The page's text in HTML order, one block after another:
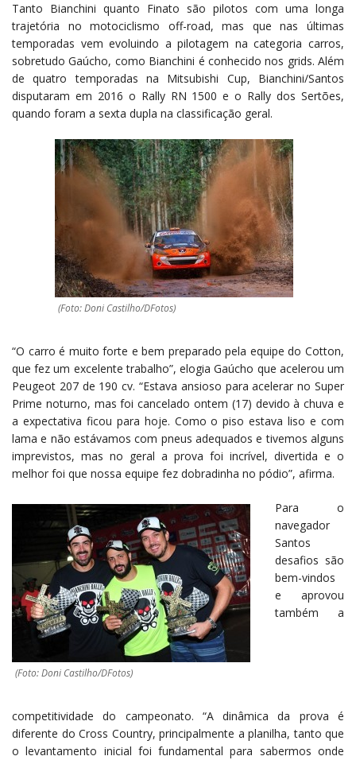
Tanto Bianchini quanto Finato são pilotos com uma longa
trajetória no motociclismo off-road, mas que nas últimas
temporadas vem evoluindo a pilotagem na categoria carros,
sobretudo Gaúcho, como Bianchini é conhecido nos grids. Além
de quatro temporadas na Mitsubishi Cup, Bianchini/Santos
disputaram em 2016 o Rally RN 1500 e o Rally dos Sertões,
quando foram a sexta dupla na classificação geral.
(Foto: Doni Castilho/DFotos)
“O carro é muito forte e bem preparado pela equipe do Cotton,
que fez um excelente trabalho”, elogia Gaúcho que acelerou um
Peugeot 207 de 190 cv. “Estava ansioso para acelerar no Super
Prime noturno, mas foi cancelado ontem (17) devido à chuva e
a expectativa ficou para hoje. Como o piso estava liso e com
lama e não estávamos com pneus adequados e tivemos alguns
imprevistos, mas no geral a prova foi incrível, divertida e o
melhor foi que nossa equipe fez dobradinha no pódio”, afirma.
(Foto: Doni Castilho/DFotos)
Para o
navegador
Santos
desafios são
bem-vindos
e aprovou
também a
competitividade do campeonato. “A dinâmica da prova é
diferente do Cross Country, principalmente a planilha, tanto que
o levantamento inicial foi fundamental para sabermos onde